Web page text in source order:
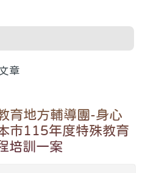
章
育地方輔導團-身心
市115年度特殊教育
培訓一案